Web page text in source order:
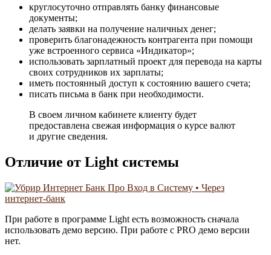
круглосуточно отправлять банку финансовые
документы;
делать заявки на получение наличных денег;
проверить благонадежность контрагента при помощи
уже встроенного сервиса «Индикатор»;
использовать зарплатный проект для перевода на карты
своих сотрудников их зарплаты;
иметь постоянный доступ к состоянию вашего счета;
писать письма в банк при необходимости.
В своем личном кабинете клиенту будет
предоставлена свежая информация о курсе валют
и другие сведения.
Отличие от Light системы
При работе в программе Light есть возможность сначала
использовать демо версию. При работе с PRO демо версии
нет.